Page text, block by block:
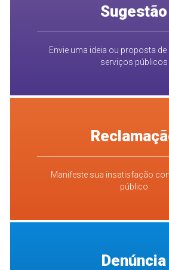
Sugestão
Envie uma ideia ou proposta
serviços públicos
Manifeste sua insatisfação
público
Denúncia